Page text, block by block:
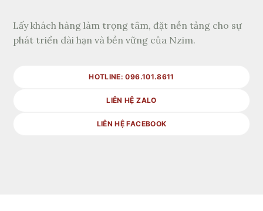
Lấy khách hàng làm trọng tâm, đặt nền tảng cho sự
phát triển dài hạn và bền vững của Nzim.
HOTLINE: 096.101.8611
LIÊN HỆ ZALO
LIÊN HỆ FACEBOOK